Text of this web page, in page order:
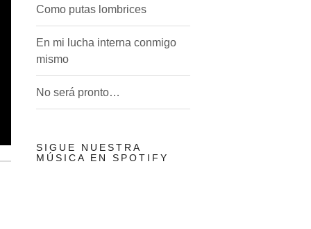
Como putas lombrices
En mi lucha interna conmigo
mismo
No será pronto…
SIGUE NUESTRA
MÚSICA EN SPOTIFY